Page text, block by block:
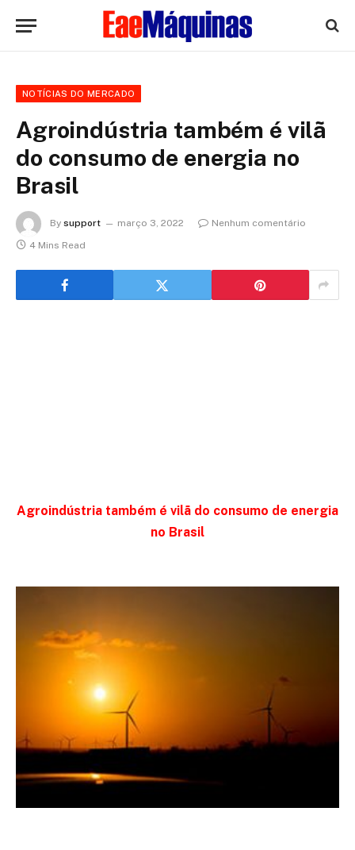
NOTÍCIAS DO MERCADO
Agroindústria também é vilã
do consumo de energia no
Brasil
By support março 3, 2022
Nenhum comentário
4 Mins Read
Agroindústria também é vilã do consumo de energia
no Brasil